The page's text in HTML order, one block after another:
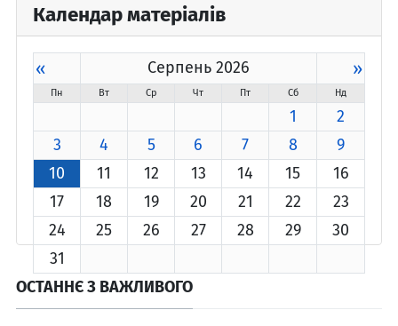
Календар матеріалів
« Серпень 2026 »
Пн Вт Ср Чт Пт Сб Нд
1
2
3
4 5 6 7 8
9
10
11 12 13 14 15
16
17
18 19 20 21 22
23
24
25 26 27 28 29
30
31
ОСТАННЄ З ВАЖЛИВОГО